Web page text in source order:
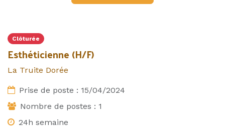
Clôturée
Esthéticienne (H/F)
La Truite Dorée
Prise de poste : 15/04/2024
Nombre de postes : 1
24h semaine